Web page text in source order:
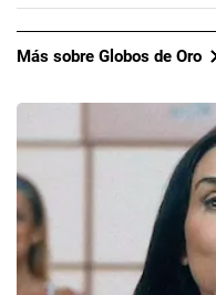
Más sobre Globos de Oro